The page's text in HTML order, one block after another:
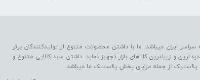
ایران میباشد. ما با داشتن محصولات متنوع از تولیدکنندگان برتر
و زیباترین کالاهای بازار تجهیز نماید. داشتن سبد کالایی متنوع و
از جمله مزایای پخش پلاستیک ما میباشد.